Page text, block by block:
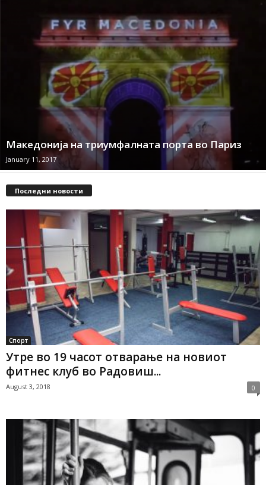
Македонија на триумфалната порта во Париз
January 11, 2017
Последни новости
Спорт
Утре во 19 часот отварање на новиот
фитнес клуб во Радовиш...
August 3, 2018 0